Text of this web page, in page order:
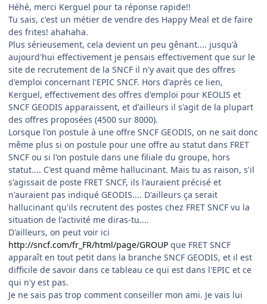
Héhé, merci Kerguel pour ta réponse rapide!!
Tu sais, c'est un métier de vendre des Happy Meal et de faire
des frites! ahahaha.
Plus sérieusement, cela devient un peu gênant.... jusqu'à
aujourd'hui effectivement je pensais effectivement que sur le
site de recrutement de la SNCF il n'y avait que des offres
d'emploi concernant l'EPIC SNCF. Hors d'après ce lien,
Kerguel, effectivement des offres d'emploi pour KEOLIS et
SNCF GEODIS apparaissent, et d'ailleurs il s'agit de la plupart
des offres proposées (4500 sur 8000).
Lorsque l'on postule à une offre SNCF GEODIS, on ne sait donc
même plus si on postule pour une offre au statut dans FRET
SNCF ou si l'on postule dans une filiale du groupe, hors
statut.... C'est quand même hallucinant. Mais tu as raison, s'il
s'agissait de poste FRET SNCF, ils l'auraient précisé et
n'auraient pas indiqué GEODIS.... D'ailleurs ça serait
hallucinant qu'ils recrutent des postes chez FRET SNCF vu la
situation de l'activité me diras-tu....
D'ailleurs, on peut voir ici
http://sncf.com/fr_FR/html/page/GROUP que FRET SNCF
apparaît en tout petit dans la branche SNCF GEODIS, et il est
difficile de savoir dans ce tableau ce qui est dans l'EPIC et ce
qui n'y est pas.
Je ne sais pas trop comment conseiller mon ami. Je vais lui